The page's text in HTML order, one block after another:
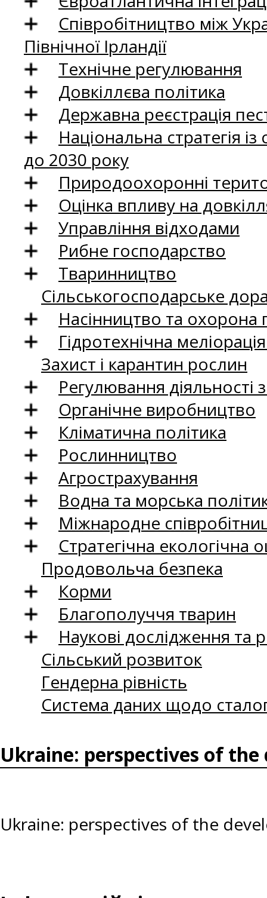
Співробітництво між
Північної Ірландії
Технічне регулювання
Довкіллєва політика
Державна реєстрація
Національна стратегія
до 2030 року
Природоохоронні
Оцінка впливу на
Управління відходами
Рибне господарство
Тваринництво
Сільськогосподарське
Насінництво та
Гідротехнічна
Захист і карантин рослин
Регулювання
Органічне виробництво
Кліматична політика
Рослинництво
Агрострахування
Водна та морська
Міжнародне
Стратегічна екологічна
Продовольча безпека
Корми
Благополуччя тварин
Наукові дослідження та
Сільський розвиток
Гендерна рівність
Система даних щодо
Ukraine: perspectives of the
Ukraine: perspectives of the